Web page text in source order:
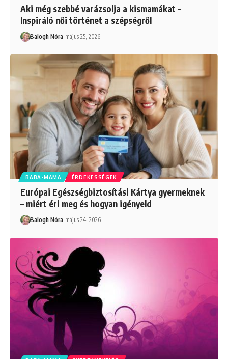
Aki még szebbé varázsolja a kismamákat –
Inspiráló női történet a szépségről
Balogh Nóra május 25, 2026
BABA-MAMA ÉRDEKESSÉGEK
Európai Egészségbiztosítási Kártya gyermeknek
– miért éri meg és hogyan igényeld
Balogh Nóra május 24, 2026